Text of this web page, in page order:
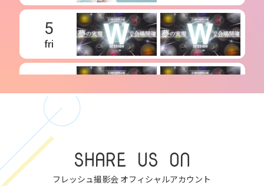
5
fri
sat
7
sun SHARE US ON
フレッシュ撮影会 オフィシャルアカウント